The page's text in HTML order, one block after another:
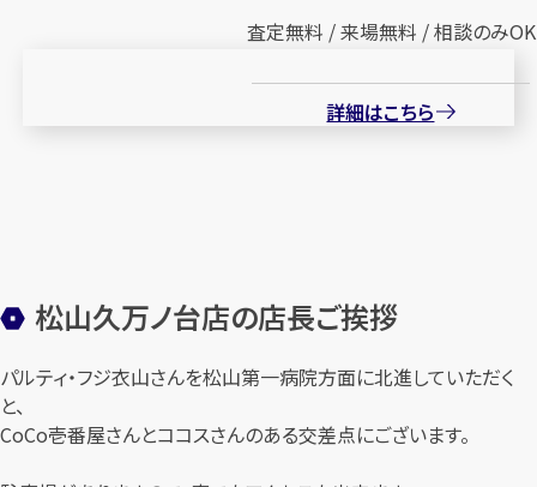
査定無料 / 来場無料 / 相談のみOK
詳細はこちら
松山久万ノ台店の店長ご挨拶
パルティ・フジ衣山さんを松山第一病院方面に北進していただく
と、
CoCo壱番屋さんとココスさんのある交差点にございます。